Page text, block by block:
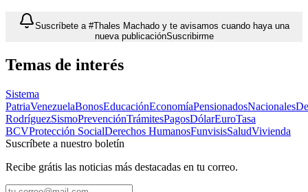
Suscríbete a #Thales Machado y te avisamos cuando haya una
nueva publicaciónSuscribirme
Temas de interés
Sistema
PatriaVenezuelaBonosEducaciónEconomíaPensionadosNacionales
RodríguezSismoPrevenciónTrámitesPagosDólarEuroTasa
BCVProtección SocialDerechos HumanosFunvisisSaludVivienda
Suscríbete a nuestro boletín
Recibe grátis las noticias más destacadas en tu correo.